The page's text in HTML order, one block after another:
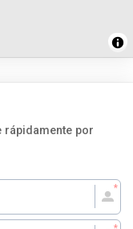
rápidamente por